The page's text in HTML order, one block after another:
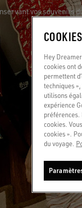
vos souvenirs
Hey
cookies ont
permettent
techniques
utilisons
expérience
préférences.
cookies.
cookies ».
du voyage.